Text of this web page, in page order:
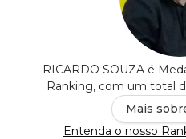
RICARDO SOUZA é
Ranking, com um total
Mais
Entenda o nosso